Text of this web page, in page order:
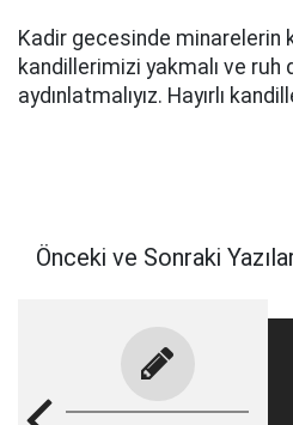
Kadir gecesinde minarelerin
kandillerimizi yakmalı ve ruh
aydınlatmalıyız. Hayırlı
Önceki ve Sonraki